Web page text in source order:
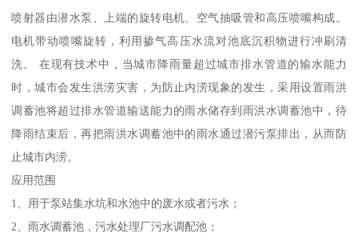
喷射器由潜水泵、上端的旋转电机、空气抽吸管和高压喷嘴构成。
电机带动喷嘴旋转，利用掺气高压水流对池底沉积物进行冲刷清
洗。 在现有技术中，当城市降雨量超过城市排水管道的输水能力
时，城市会发生洪涝灾害，为防止内涝现象的发生，采用设置雨洪
调蓄池将超过排水管道输送能力的雨水储存到雨洪水调蓄池中，待
降雨结束后，再把雨洪水调蓄池中的雨水通过潜污泵排出，从而防
止城市内涝。
应用范围
1、用于泵站集水坑和水池中的废水或者污水；
2、雨水调蓄池，污水处理厂污水调配池；